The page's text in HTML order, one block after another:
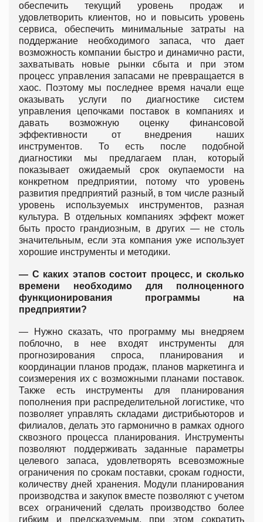
обеспечить текущий уровень продаж и
удовлетворить клиентов, но и повысить уровень
сервиса, обеспечить минимальные затраты на
поддержание необходимого запаса, что дает
возможность компании быстро и динамично расти,
захватывать новые рынки сбыта и при этом
процесс управления запасами не превращается в
хаос. Поэтому мы последнее время начали еще
оказывать услуги по диагностике систем
управления цепочками поставок в компаниях и
давать возможную оценку финансовой
эффективности от внедрения наших
инструментов. То есть после подобной
диагностики мы предлагаем план, который
показывает ожидаемый срок окупаемости на
конкретном предприятии, потому что уровень
развития предприятий разный, в том числе разный
уровень используемых инструментов, разная
культура. В отдельных компаниях эффект может
быть просто грандиозным, в других — не столь
значительным, если эта компания уже использует
хорошие инструменты и методики.
— С каких этапов состоит процесс, и сколько
времени необходимо для полноценного
функционирования программы на
предприятии?
— Нужно сказать, что программу мы внедряем
поблочно, в нее входят инструменты для
прогнозирования спроса, планирования и
координации планов продаж, планов маркетинга и
соизмерения их с возможными планами поставок.
Также есть инструменты для планирования
пополнения при распределительной логистике, что
позволяет управлять складами дистрибьюторов и
филиалов, делать это гармонично в рамках одного
сквозного процесса планирования. Инструменты
позволяют поддерживать заданные параметры
целевого запаса, удовлетворять всевозможные
ограничения по срокам поставки, срокам годности,
количеству дней хранения. Модули планирования
производства и закупок вместе позволяют с учетом
всех ограничений сделать производство более
гибким и предсказуемым, при этом сократить